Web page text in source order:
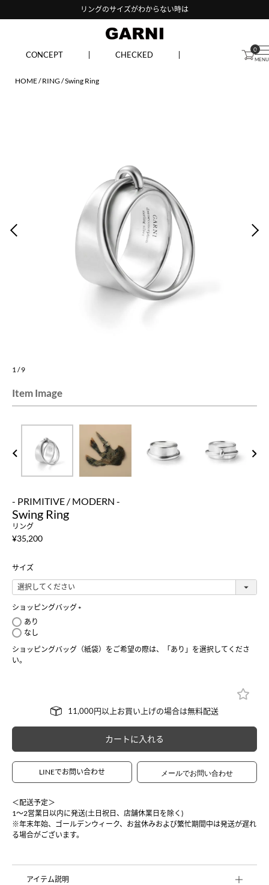
リングのサイズがわからない時は
CONCEPT CHECKED
0
HOME RING Swing Ring
PREV
1/9
Item Image
NEXT
- PRIMITIVE / MODERN -
Swing Ring
リング
¥35,200
サイズ
ショッピングバッグ
あり
なし
ショッピングバッグ（紙袋）をご希望の際は、「あり」を選択してくださ
い。
カートに入れる
LINEでお問い合わせ
＜配送予定＞
1〜2営業日以内に発送(土日祝日、店舗休業日を除く)
※年末年始、ゴールデンウィーク、お盆休みおよび繁忙期間中は発送が遅れ
る場合がございます。
アイテム説明